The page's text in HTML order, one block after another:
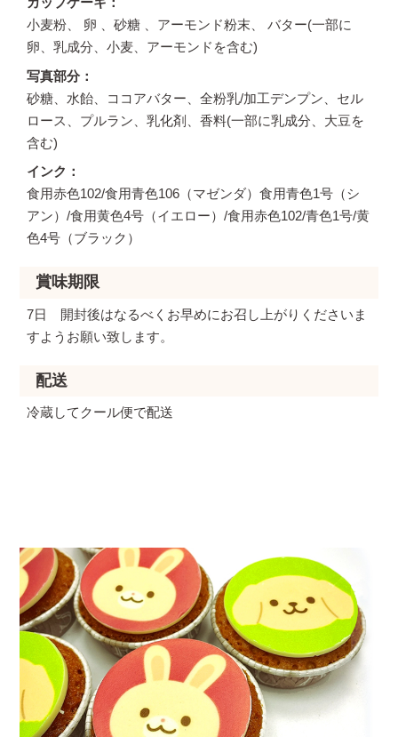
小麦粉、 卵 、砂糖 、アーモンド粉末、 バター(一部に
卵、乳成分、小麦、アーモンドを含む)
写真部分
砂糖、水飴、ココアバター、全粉乳/加工デンプン、セル
ロース、プルラン、乳化剤、香料(一部に乳成分、大豆を
含む)
インク
食用赤色102/食用青色106（マゼンダ）食用青色1号（シ
アン）/食用黄色4号（イエロー）/食用赤色102/青色1号/黄
色4号（ブラック）
賞味期限
7日 開封後はなるべくお早めにお召し上がりくださいま
すようお願い致します。
配送
冷蔵してクール便で配送